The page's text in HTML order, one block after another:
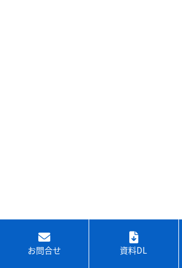
お問合せ 資料DL